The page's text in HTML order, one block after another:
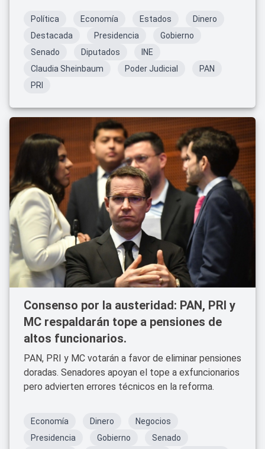
Política Economía Estados
Dinero
Destacada
Presidencia
Gobierno
Senado
Diputados
INE
Claudia Sheinbaum
Poder Judicial
PAN
PRI
Consenso por la austeridad: PAN, PRI y
MC respaldarán tope a pensiones de
altos funcionarios.
PAN, PRI y MC votarán a favor de eliminar pensiones
doradas. Senadores apoyan el tope a exfuncionarios
pero advierten errores técnicos en la reforma.
Economía Dinero
Negocios
Presidencia
Gobierno
Senado